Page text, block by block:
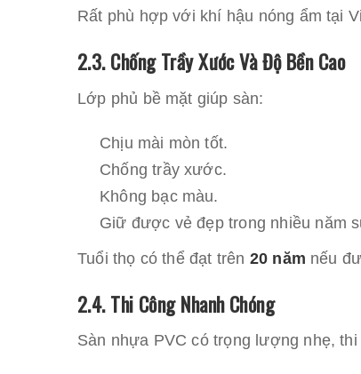
Rất phù hợp với khí hậu nóng ẩm tại
2.3. Chống Trầy Xước Và Độ Bền Cao
Lớp phủ bề mặt giúp sàn:
Chịu mài mòn tốt.
Chống trầy xước.
Không bạc màu.
Giữ được vẻ đẹp trong nhiều năm
Tuổi thọ có thể đạt trên 20 năm nếu
2.4. Thi Công Nhanh Chóng
Sàn nhựa PVC có trọng lượng nhẹ,